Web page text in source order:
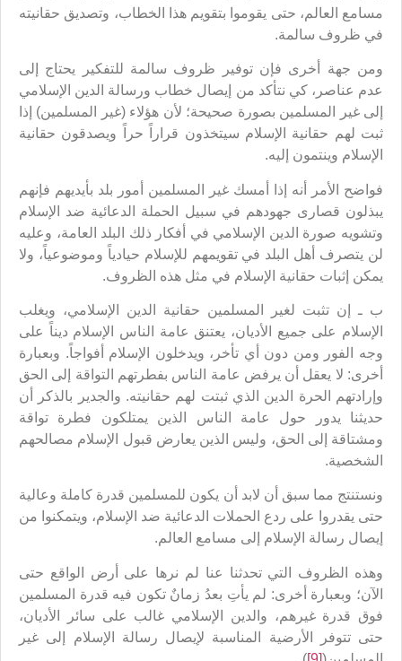
مسامع العالم، حتى يقوموا بتقويم هذا الخطاب، وتصديق حقانيته
في ظروف سالمة.
ومن جهة أخرى فإن توفير ظروف سالمة للتفكير يحتاج إلى
عدم عناصر، كي نتأكد من إيصال خطاب ورسالة الدين الإسلامي
إلى غير المسلمين بصورة صحيحة؛ لأن هؤلاء (غير المسلمين) إذا
ثبت لهم حقانية الإسلام سيتخذون قراراً حراً ويصدقون حقانية
الإسلام وينتمون إليه.
فواضح الأمر أنه إذا أمسك غير المسلمين أمور بلد بأيديهم فإنهم
يبذلون قصارى جهودهم في سبيل الحملة الدعائية ضد الإسلام
وتشويه صورة الدين الإسلامي في أفكار ذلك البلد العامة، وعليه
لن يتصرف أهل البلد في تقويمهم للإسلام حيادياً وموضوعياً، ولا
يمكن إثبات حقانية الإسلام في مثل هذه الظروف.
ب ـ إن تثبت لغير المسلمين حقانية الدين الإسلامي، ويغلب
الإسلام على جميع الأديان، يعتنق عامة الناس الإسلام ديناً على
وجه الفور ومن دون أي تأخر، ويدخلون الإسلام أفواجاً. وبعبارة
أخرى: لا يعقل أن يرفض عامة الناس بفطرتهم التواقة إلى الحق
وإرادتهم الحرة الدين الذي ثبتت لهم حقانيته. والجدير بالذكر أن
حديثنا يدور حول عامة الناس الذين يمتلكون فطرة تواقة
ومشتاقة إلى الحق، وليس الذين يعارض قبول الإسلام مصالحهم
الشخصية.
ونستنتج مما سبق أن لابد أن يكون للمسلمين قدرة كاملة وعالية
حتى يقدروا على ردع الحملات الدعائية ضد الإسلام، ويتمكنوا من
إيصال رسالة الإسلام إلى مسامع العالم.
وهذه الظروف التي تحدثنا عنا لم نرها على أرض الواقع حتى
الآن؛ وبعبارة أخرى: لم يأتِ بعدُ زمانٌ تكون فيه قدرة المسلمين
فوق قدرة غيرهم، والدين الإسلامي غالب على سائر الأديان،
حتى تتوفر الأرضية المناسبة لإيصال رسالة الإسلام إلى غير